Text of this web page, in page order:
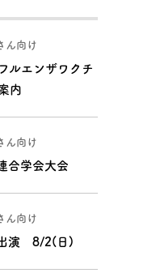
ん向け
ルエンザワクチ
内
ん向け
合学会大会
ん向け
出演 8/2(日)